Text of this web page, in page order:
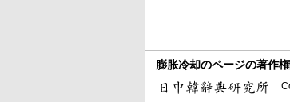
膨胀冷却のページの著作権